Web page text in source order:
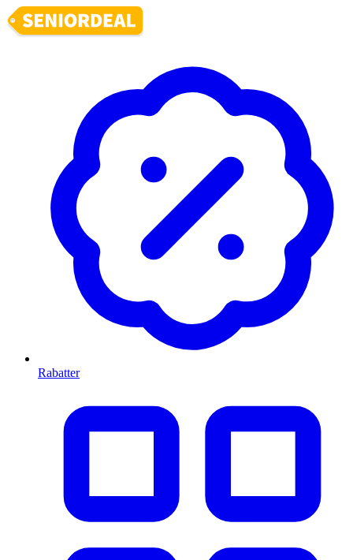
Rabatter